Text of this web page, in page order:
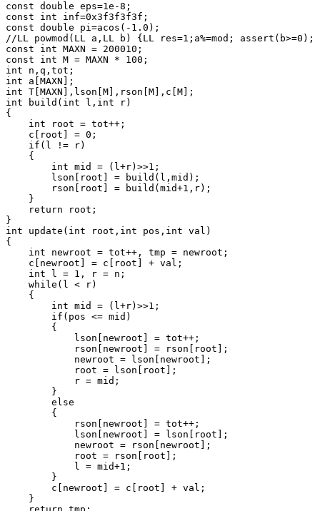
const double eps=1e-8;
const int inf=0x3f3f3f3f;
const double pi=acos(-1.0);
//LL powmod(LL a,LL b) {LL res=1;a%=mod;
const int MAXN = 200010;
const int M = MAXN * 100;
int n,q,tot;
int a[MAXN];
int T[MAXN],lson[M],rson[M],c[M];
int build(int l,int r)
{
    int root = tot++;
    c[root] = 0;
    if(l != r)
    {
        int mid = (l+r)>>1;
        lson[root] = build(l,mid);
        rson[root] = build(mid+1,r);
    }
    return root;
}
int update(int root,int pos,int val)
{
    int newroot = tot++, tmp = newroot;
    c[newroot] = c[root] + val;
    int l = 1, r = n;
    while(l < r)
    {
        int mid = (l+r)>>1;
        if(pos <= mid)
        {
            lson[newroot] = tot++;
            rson[newroot] = rson[root];
            newroot = lson[newroot];
            root = lson[root];
            r = mid;
        }
        else
        {
            rson[newroot] = tot++;
            lson[newroot] = lson[root];
            newroot = rson[newroot];
            root = rson[root];
            l = mid+1;
        }
        c[newroot] = c[root] + val;
    }